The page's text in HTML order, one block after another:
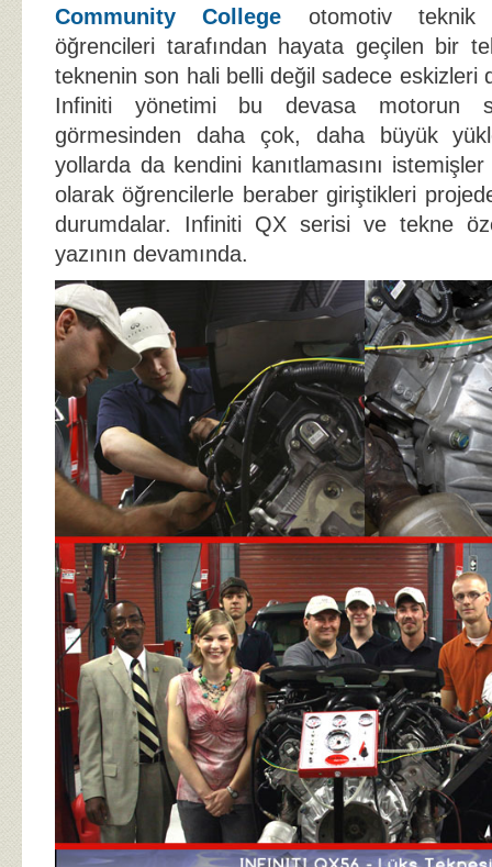
Community College otomotiv teknik
öğrencileri tarafından hayata geçilen bir
teknenin son hali belli değil sadece eskizleri
Infiniti yönetimi bu devasa motorun
görmesinden daha çok, daha büyük
yollarda da kendini kanıtlamasını
olarak öğrencilerle beraber giriştikleri
durumdalar. Infiniti QX serisi ve tekne
yazının devamında.